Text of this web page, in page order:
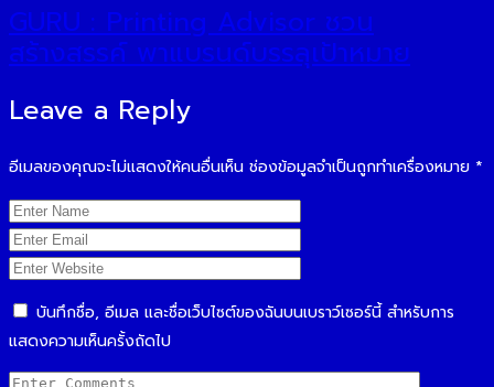
GURU : Printing Advisor ชวน
สร้างสรรค์ พาแบรนด์บรรลุเป้าหมาย
Leave a Reply
อีเมลของคุณจะไม่แสดงให้คนอื่นเห็น ช่องข้อมูลจำเป็นถูกทำเครื่องหมาย *
บันทึกชื่อ, อีเมล และชื่อเว็บไซต์ของฉันบนเบราว์เซอร์นี้ สำหรับการ
แสดงความเห็นครั้งถัดไป